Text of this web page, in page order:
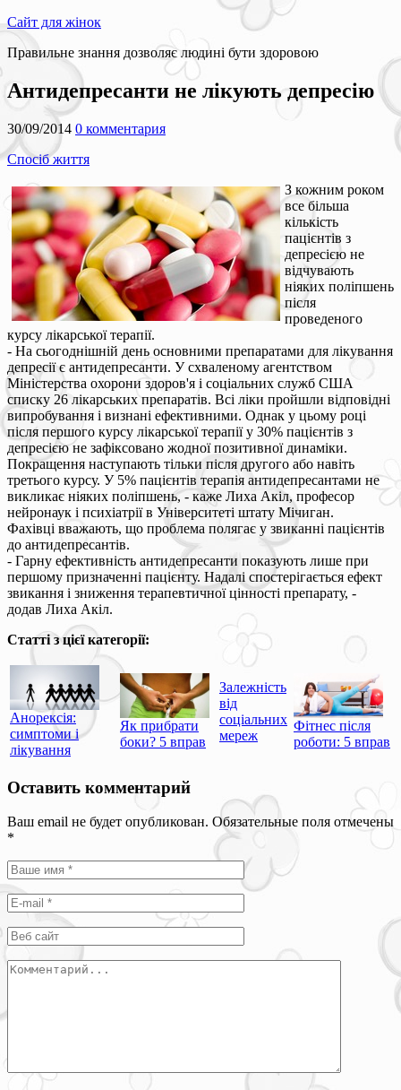
Сайт для жінок
Правильне знання дозволяє людині бути здоровою
Антидепресанти не лікують депресію
30/09/2014 0 комментария
Спосіб життя
З кожним роком
все більша
кількість
пацієнтів з
депресією не
відчувають
ніяких поліпшень
після
проведеного
курсу лікарської терапії.
- На сьогоднішній день основними препаратами для лікування
депресії є антидепресанти. У схваленому агентством
Міністерства охорони здоров'я і соціальних служб США
списку 26 лікарських препаратів. Всі ліки пройшли відповідні
випробування і визнані ефективними. Однак у цьому році
після першого курсу лікарської терапії у 30% пацієнтів з
депресією не зафіксовано жодної позитивної динаміки.
Покращення наступають тільки після другого або навіть
третього курсу. У 5% пацієнтів терапія антидепресантами не
викликає ніяких поліпшень, - каже Лиха Акіл, професор
нейронаук і психіатрії в Університеті штату Мічиган.
Фахівці вважають, що проблема полягає у звиканні пацієнтів
до антидепресантів.
- Гарну ефективність антидепресанти показують лише при
першому призначенні пацієнту. Надалі спостерігається ефект
звикання і зниження терапевтичної цінності препарату, -
додав Лиха Акіл.
Статті з цієї категорії:
Анорексія:
симптоми і
лікування
Як прибрати
боки? 5 вправ
Залежність
від
соціальних
мереж
Фітнес після
роботи: 5 вправ
Оставить комментарий
Ваш email не будет опубликован. Обязательные поля отмечены
*